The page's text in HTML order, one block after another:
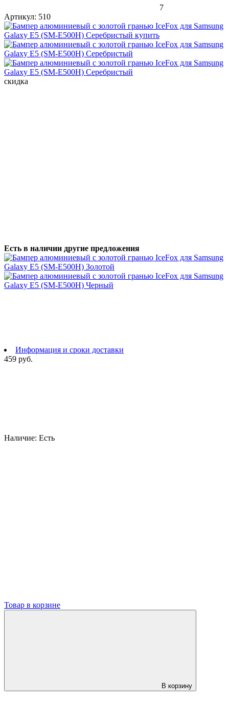
7
Артикул: 510
скидка
Есть в наличии другие предложения
Информация и сроки доставки
459 руб.
Наличие: Есть
Товар в корзине
В корзину